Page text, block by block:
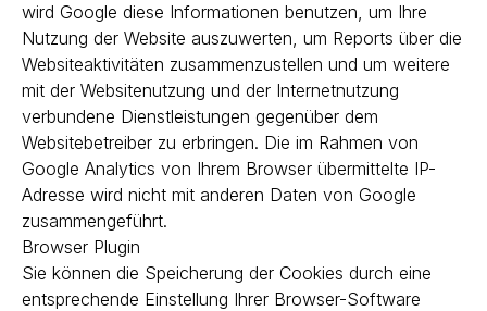
wird Google diese Informationen benutzen, um Ihre
Nutzung der Website auszuwerten, um Reports über die
Websiteaktivitäten zusammenzustellen und um weitere
mit der Websitenutzung und der Internetnutzung
verbundene Dienstleistungen gegenüber dem
Websitebetreiber zu erbringen. Die im Rahmen von
Google Analytics von Ihrem Browser übermittelte IP-
Adresse wird nicht mit anderen Daten von Google
zusammengeführt.
Browser Plugin
Sie können die Speicherung der Cookies durch eine
entsprechende Einstellung Ihrer Browser-Software